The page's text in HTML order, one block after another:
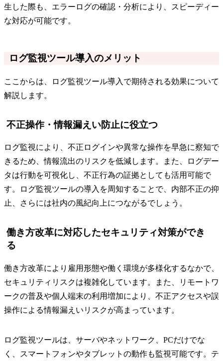
生した際も、エラーログの確認・分析により、スピーディー
な対応が可能です。
ログ監視ツール導入のメリット
ここからは、ログ監視ツール導入で期待される効果について
解説します。
不正操作・情報漏えい防止に役立つ
ログ監視により、不正ログインや異常な操作を早急に察知で
きるため、情報流出のリスクを低減します。また、ログデー
タは行動を可視化し、不正行為の証拠としても活用可能で
す。ログ監視ツールの導入を周知することで、内部不正の抑
止、さらには社内の風紀向上につながるでしょう。
働き方改革に対応したセキュリティ対策ができ
る
働き方改革により雇用形態や働く環境が多様化するなかで、
セキュリティリスクは複雑化しています。また、リモートワ
ークの普及や個人端末の利用増加により、不正アクセスや誤
操作による情報漏えいリスクが高まっています。
ログ監視ツールは、サーバやネットワーク、PCだけでな
く、スマートフォンやタブレットの動作も監視可能です。テ